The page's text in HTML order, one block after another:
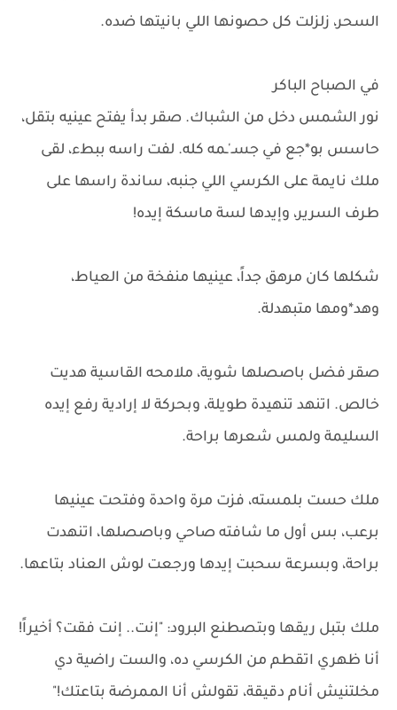
السحر، زلزلت كل حصونها اللي بانيتها ضده.
في الصباح الباكر
نور الشمس دخل من الشباك. صقر بدأ يفتح عينيه بتقل،
حاسس بو*جع في جسـ'ـمه كله. لفت راسه ببطء، لقى
ملك نايمة على الكرسي اللي جنبه، ساندة راسها على
طرف السرير، وإيدها لسة ماسكة إيده!
شكلها كان مرهق جداً، عينيها منفخة من العياط،
وهد*ومها متبهدلة.
صقر فضل باصصلها شوية، ملامحه القاسية هديت
خالص. اتنهد تنهيدة طويلة، وبحركة لا إرادية رفع إيده
السليمة ولمس شعرها براحة.
ملك حست بلمسته، فزت مرة واحدة وفتحت عينيها
برعب، بس أول ما شافته صاحي وباصصلها، اتنهدت
براحة، وبسرعة سحبت إيدها ورجعت لوش العناد بتاعها.
ملك بتبل ريقها وبتصطنع البرود: "إنت.. إنت فقت؟ أخيراً!
أنا ظهري اتقطم من الكرسي ده، والست راضية دي
مخلتنيش أنام دقيقة، تقولش أنا الممرضة بتاعتك!"